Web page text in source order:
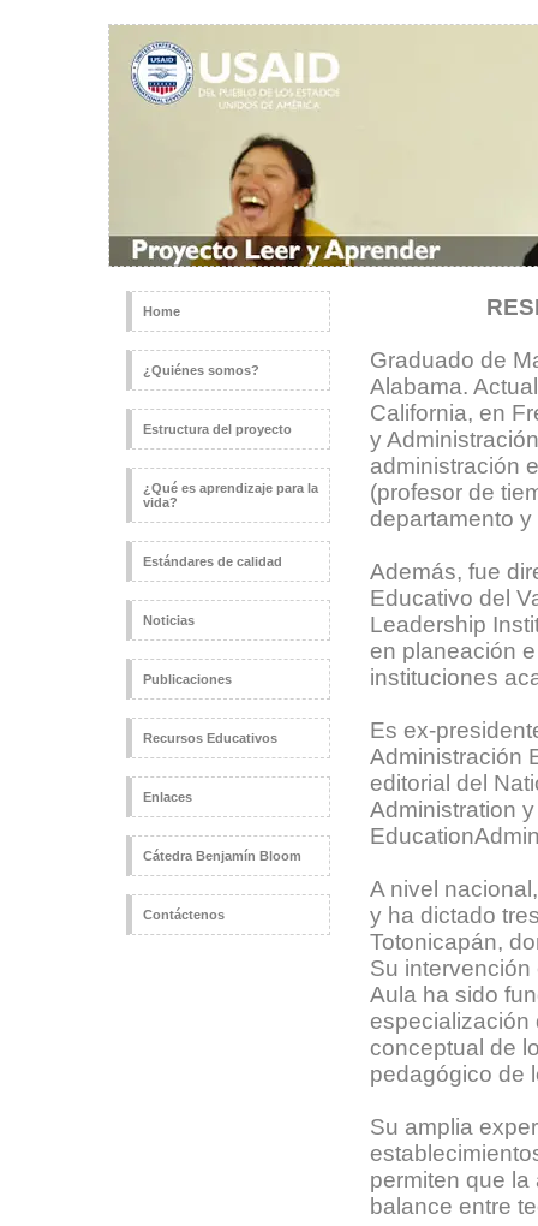
Home
¿Quiénes somos?
Estructura del proyecto
¿Qué es aprendizaje para la
vida?
Estándares de calidad
Noticias
Publicaciones
Recursos Educativos
Enlaces
Cátedra Benjamín Bloom
Contáctenos
Graduado de
Alabama.
California, en
y
administración
(profesor de
departamento
Además, fue
Educativo del
Leadership
en planeación
instituciones
Es ex-
Administración
editorial del
Administration
A nivel
y ha dictado
Totonicapán,
Su
Aula ha sido
especialización
conceptual de
pedagógico de
Su amplia
permiten que
balance entre